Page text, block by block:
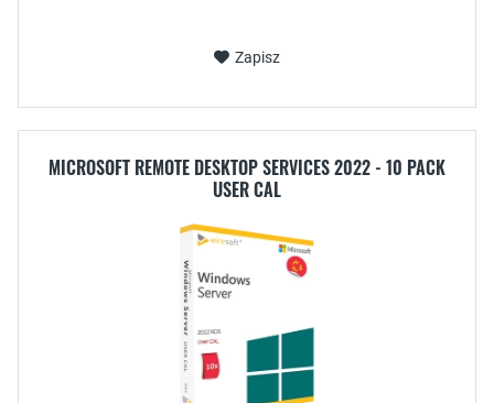
Zapisz
MICROSOFT REMOTE DESKTOP SERVICES 2022 - 10 PACK
USER CAL